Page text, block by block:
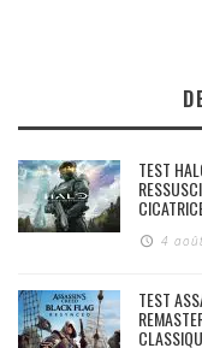
TEST
4
TEST